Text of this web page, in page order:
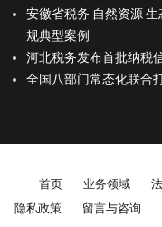
安徽省税务 自然资源
规典型案例
河北税务发布首批纳税
全国八部门常态化联合
Footer menu
首页 业务领域
隐私政策
留言与咨询